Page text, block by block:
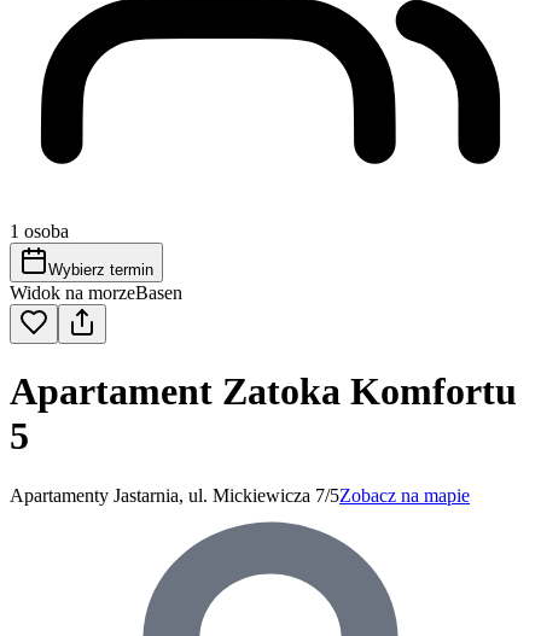
1 osoba
Wybierz termin
Widok na morzeBasen
Apartament Zatoka Komfortu
5
Apartamenty Jastarnia, ul. Mickiewicza 7/5Zobacz na mapie